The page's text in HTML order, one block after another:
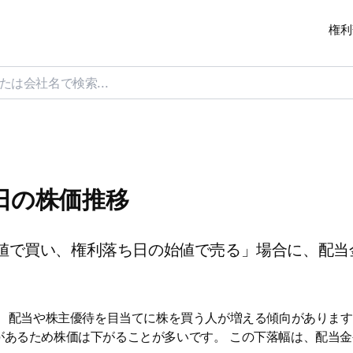
権
の株価推移
買い、権利落ち日の始値で売る」場合に、配
当や株主優待を目当てに株を買う人が増える傾向がありま
るため株価は下がることが多いです。 この下落幅は、配当